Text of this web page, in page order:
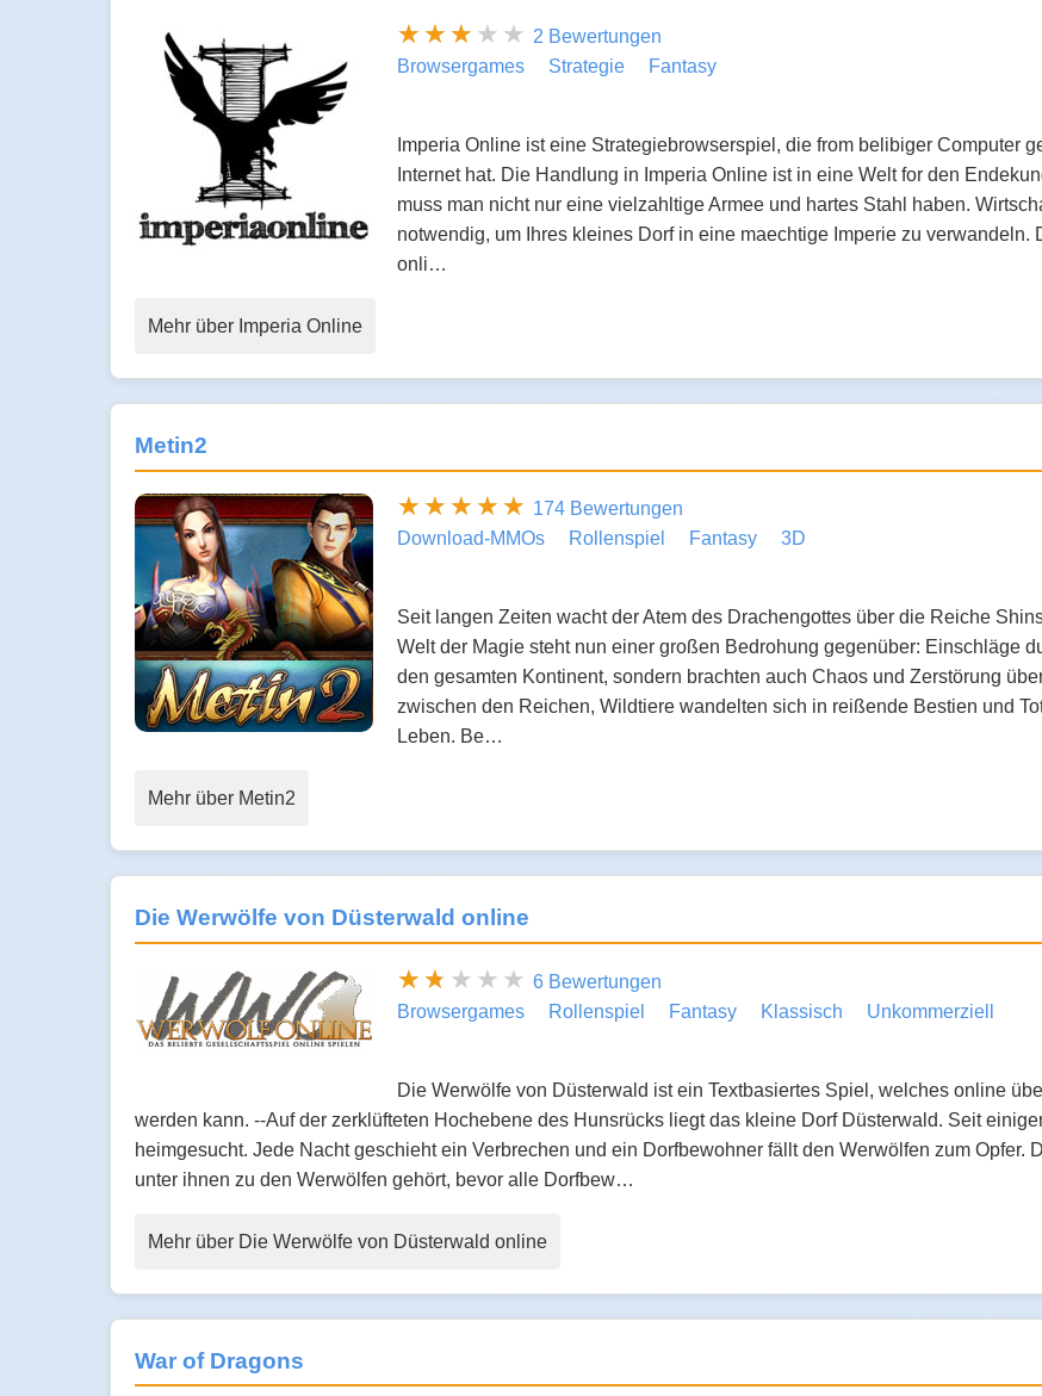
2 Bewertungen
Browsergames
Strategie Fantasy
Imperia Online ist eine Strategiebrowserspiel, die from belibiger Computer
Internet hat. Die Handlung in Imperia Online ist in eine Welt for den
muss man nicht nur eine vielzahltige Armee und hartes Stahl haben.
notwendig, um Ihres kleines Dorf in eine maechtige Imperie zu
onli…
Mehr über Imperia Online
Metin2
174 Bewertungen
Download-MMOs
Rollenspiel Fantasy 3D
Seit langen Zeiten wacht der Atem des Drachengottes über die Reiche
Welt der Magie steht nun einer großen Bedrohung gegenüber: Einschläge
den gesamten Kontinent, sondern brachten auch Chaos und Zerstörung
zwischen den Reichen, Wildtiere wandelten sich in reißende Bestien und
Leben. Be…
Mehr über Metin2
Die Werwölfe von Düsterwald online
6 Bewertungen
Browsergames
Rollenspiel Fantasy Klassisch Unkommerziell
Die Werwölfe von Düsterwald ist ein Textbasiertes Spiel, welches online
werden kann. --Auf der zerklüfteten Hochebene des Hunsrücks liegt das kleine Dorf Düsterwald. Seit
heimgesucht. Jede Nacht geschieht ein Verbrechen und ein Dorfbewohner fällt den Werwölfen zum Opfer.
unter ihnen zu den Werwölfen gehört, bevor alle Dorfbew…
Mehr über Die Werwölfe von Düsterwald online
War of Dragons